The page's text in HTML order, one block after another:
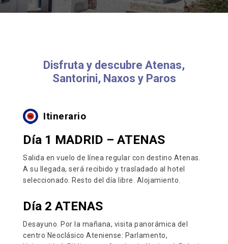
Disfruta y descubre Atenas,
Santorini, Naxos y Paros
Itinerario
Día 1 MADRID – ATENAS
Salida en vuelo de línea regular con destino Atenas.
A su llegada, será recibido y trasladado al hotel
seleccionado. Resto del día libre. Alojamiento.
Día 2 ATENAS
Desayuno. Por la mañana, visita panorámica del
centro Neoclásico Ateniense: Parlamento,